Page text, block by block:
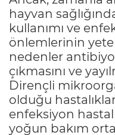
hayvan
kullanımı ve
önlemlerinin
nedenler
çıkmasını ve
Dirençli
olduğu
enfeksiyon
yoğun bakım